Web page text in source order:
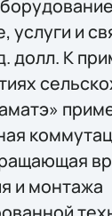
услуги и
долл. К
и монтажа